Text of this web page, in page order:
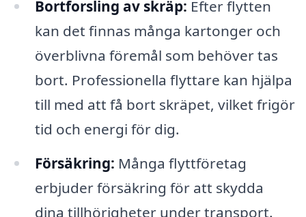
Bortforsling av skräp: Efter flytten
kan det finnas många kartonger och
överblivna föremål som behöver tas
bort. Professionella flyttare kan hjälpa
till med att få bort skräpet, vilket frigör
tid och energi för dig.
Försäkring: Många flyttföretag
erbjuder försäkring för att skydda
dina tillhörigheter under transport.